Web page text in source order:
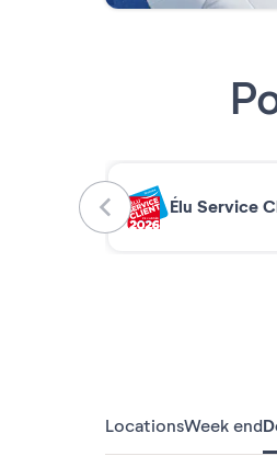
Élu Service
LocationsWeek end